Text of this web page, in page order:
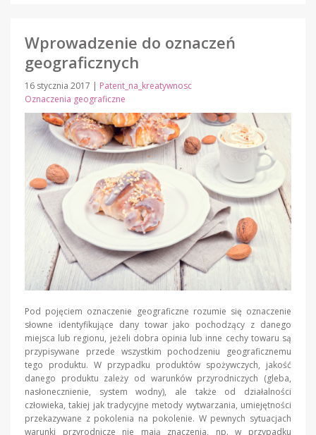
Wprowadzenie do oznaczeń
geograficznych
16 stycznia 2017 | Patent_na_kreatywnosc
Oznaczenia geograficzne
Pod pojęciem oznaczenie geograficzne rozumie się oznaczenie
słowne identyfikujące dany towar jako pochodzący z danego
miejsca lub regionu, jeżeli dobra opinia lub inne cechy towaru są
przypisywane przede wszystkim pochodzeniu geograficznemu
tego produktu. W przypadku produktów spożywczych, jakość
danego produktu zależy od warunków przyrodniczych (gleba,
nasłonecznienie, system wodny), ale także od działalności
człowieka, takiej jak tradycyjne metody wytwarzania, umiejętności
przekazywane z pokolenia na pokolenie. W pewnych sytuacjach
warunki przyrodnicze nie mają znaczenia, np. w przypadku